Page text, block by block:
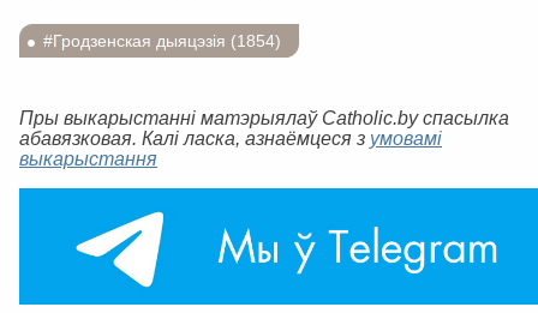
#Гродзенская дыяцэзія (1854)
Пры выкарыстанні матэрыялаў Catholic.by спасылка
абавязковая. Калі ласка, азнаёмцеся з умовамі
выкарыстання